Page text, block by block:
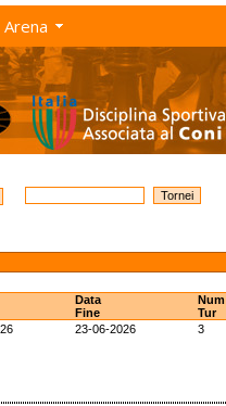
Arena
Data
Fine
Num
Tur
23-06-2026 3